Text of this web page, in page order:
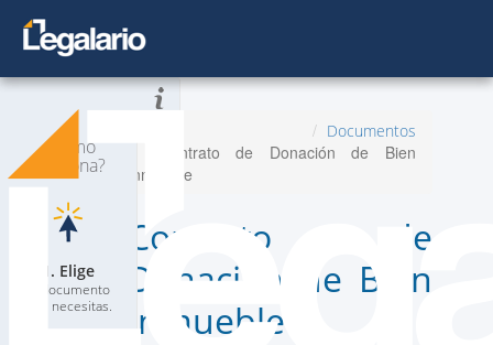
Todos los Documentos
Planes Nuevo
Contacta a un Abogado
¿Cómo
funciona?
1. Elige
El documento
que necesitas.
Documentos
Contrato de Donación de Bien
Inmueble
Contrato de
Donación de Bien
Inmueble